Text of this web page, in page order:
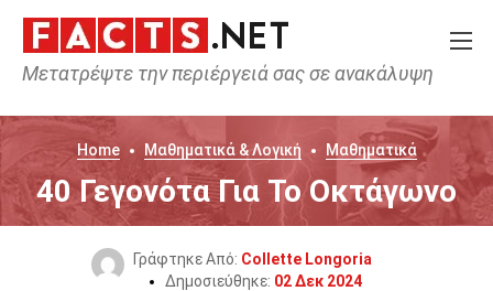
Μετατρέψτε την περιέργειά σας σε ανακάλυψη
Home Μαθηματικά & Λογική Μαθηματικά
40 Γεγονότα Για Το Οκτάγωνο
Γράφτηκε Από: Collette Longoria
Δημοσιεύθηκε: 02 Δεκ 2024